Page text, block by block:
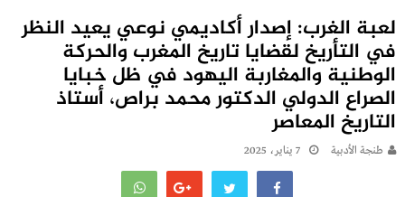
لعبة الغرب: إصدار أكاديمي نوعي يعيد النظر
في التأريخ لقضايا تاريخ المغرب والحركة
الوطنية والمغاربة اليهود في ظل خبايا
الصراع الدولي الدكتور محمد براص، أستاذ
التاريخ المعاصر
طنجة الأدبية 7 يناير، 2025